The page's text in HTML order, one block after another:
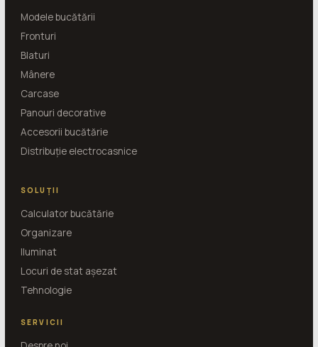
Modele bucătării
Fronturi
Blaturi
Mânere
Carcase
Panouri decorative
Accesorii bucătărie
Distribuție electrocasnice
SOLUȚII
Calculator bucătărie
Organizare
Iluminat
Locuri de stat așezat
Tehnologie
SERVICII